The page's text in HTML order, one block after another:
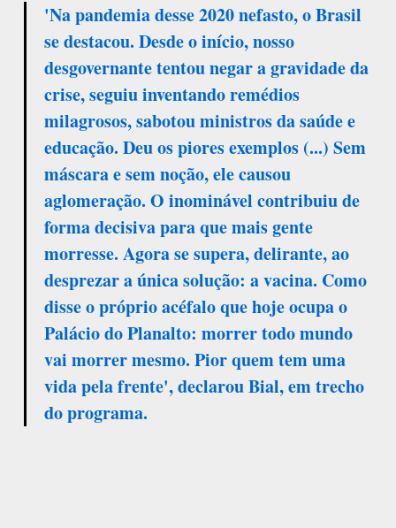
'Na pandemia desse 2020 nefasto, o Brasil
se destacou. Desde o início, nosso
desgovernante tentou negar a gravidade da
crise, seguiu inventando remédios
milagrosos, sabotou ministros da saúde e
educação. Deu os piores exemplos (...) Sem
máscara e sem noção, ele causou
aglomeração. O inominável contribuiu de
forma decisiva para que mais gente
morresse. Agora se supera, delirante, ao
desprezar a única solução: a vacina. Como
disse o próprio acéfalo que hoje ocupa o
Palácio do Planalto: morrer todo mundo
vai morrer mesmo. Pior quem tem uma
vida pela frente', declarou Bial, em trecho
do programa.